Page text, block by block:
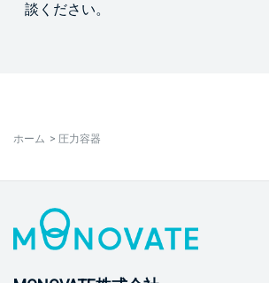
談ください。
ホーム > 圧力容器